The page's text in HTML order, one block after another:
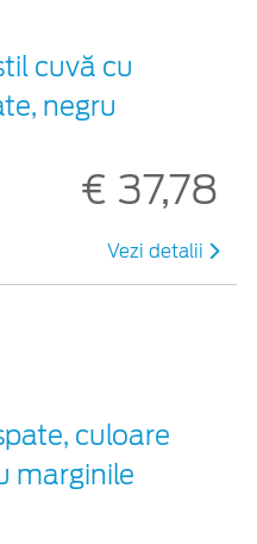
cuvă cu
negru
€ 37,78
Vezi detalii
culoare
marginile